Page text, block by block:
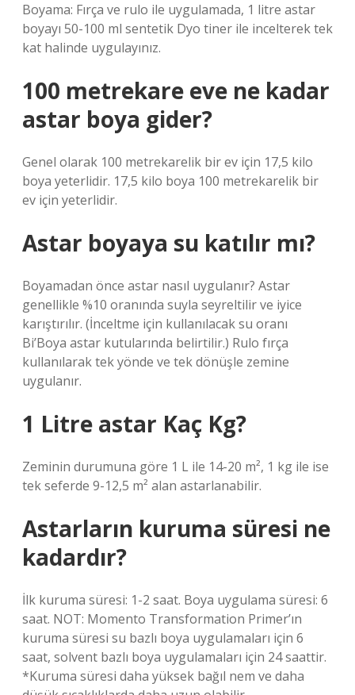
Boyama: Fırça ve rulo ile uygulamada, 1 litre astar
boyayı 50-100 ml sentetik Dyo tiner ile incelterek tek
kat halinde uygulayınız.
100 metrekare eve ne kadar
astar boya gider?
Genel olarak 100 metrekarelik bir ev için 17,5 kilo
boya yeterlidir. 17,5 kilo boya 100 metrekarelik bir
ev için yeterlidir.
Astar boyaya su katılır mı?
Boyamadan önce astar nasıl uygulanır? Astar
genellikle %10 oranında suyla seyreltilir ve iyice
karıştırılır. (İnceltme için kullanılacak su oranı
Bi’Boya astar kutularında belirtilir.) Rulo fırça
kullanılarak tek yönde ve tek dönüşle zemine
uygulanır.
1 Litre astar Kaç Kg?
Zeminin durumuna göre 1 L ile 14-20 m², 1 kg ile ise
tek seferde 9-12,5 m² alan astarlanabilir.
Astarların kuruma süresi ne
kadardır?
İlk kuruma süresi: 1-2 saat. Boya uygulama süresi: 6
saat. NOT: Momento Transformation Primer’ın
kuruma süresi su bazlı boya uygulamaları için 6
saat, solvent bazlı boya uygulamaları için 24 saattir.
*Kuruma süresi daha yüksek bağıl nem ve daha